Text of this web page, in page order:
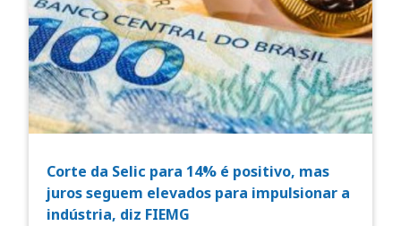
Corte da Selic para 14% é positivo, mas
juros seguem elevados para impulsionar a
indústria, diz FIEMG